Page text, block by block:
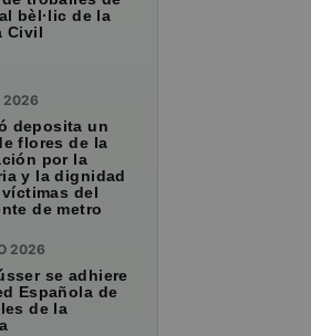
bèl·lic de la
Civil
2026
deposita un
flores de la
por la
y la dignidad
del
de metro
2026
se adhiere
Española de
de la